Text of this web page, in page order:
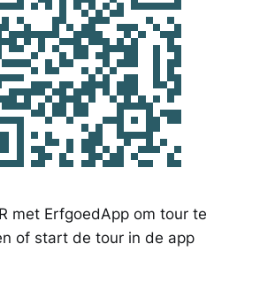
met ErfgoedApp om tour te
of start de tour in de app